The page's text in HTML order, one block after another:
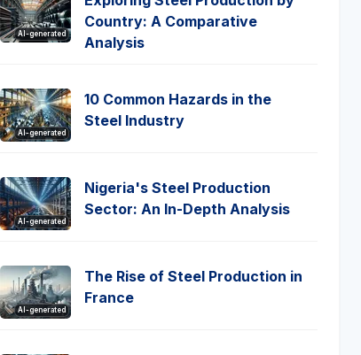
AI-generated
Country: A Comparative
Analysis
AI-generated
10 Common Hazards in the
Steel Industry
AI-generated
Nigeria's Steel Production
Sector: An In-Depth Analysis
AI-generated
The Rise of Steel Production in
France